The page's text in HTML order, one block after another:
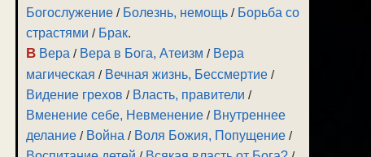
Богослужение / Болезнь, немощь / Борьба со
страстями / Брак.
В Вера / Вера в Бога, Атеизм / Вера
магическая / Вечная жизнь, Бессмертие /
Видение грехов / Власть, правители /
Вменение себе, Невменение / Внутреннее
делание / Война / Воля Божия, Попущение /